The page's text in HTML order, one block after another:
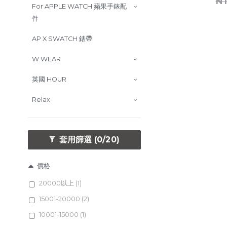
For APPLE WATCH 蘋果手錶配
件
AP X SWATCH 錶帶
W.WEAR
英國 HOUR
Relax
套用篩選 (0/20)
價格
20000以上 (1)
15001-20000 (2)
10001-15000 (1)